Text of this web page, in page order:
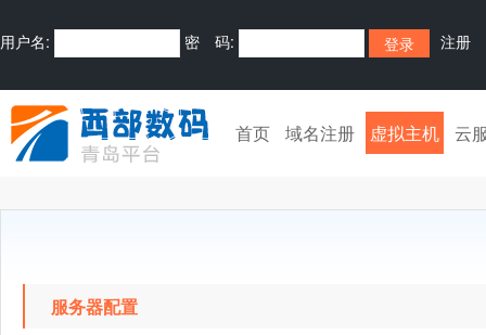
用户名: 密 码: 注册
首页 域名注册 虚拟主机 云
服务器配置